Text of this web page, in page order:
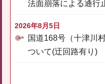
法面崩落による通行
2026年8月5日
国道168号（十津川
ついて(迂回路有り)